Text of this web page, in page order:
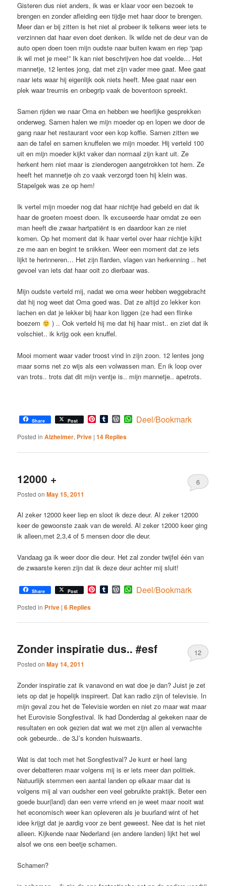
Gisteren dus niet anders, ik was er klaar voor een bezoek te
brengen en zonder afleiding een tijdje met haar door te brengen.
Meer dan er bij zitten is het niet al probeer ik telkens weer iets te
verzinnen dat haar even doet denken. Ik wilde net de deur van de
auto open doen toen mijn oudste naar buiten kwam en riep “pap
ik wil met je mee!” Ik kan niet beschrijven hoe dat voelde… Het
mannetje, 12 lentes jong, dat met zijn vader mee gaat. Mee gaat
naar iets waar hij eigenlijk ook niets heeft. Mee gaat naar een
plek waar treurnis en onbegrip vaak de boventoon spreekt.
Samen rijden we naar Oma en hebben we heerlijke gesprekken
onderweg. Samen halen we mijn moeder op en lopen we door de
gang naar het restaurant voor een kop koffie. Samen zitten we
aan de tafel en samen knuffelen we mijn moeder. Hij verteld 100
uit en mijn moeder kijkt vaker dan normaal zijn kant uit. Ze
herkent hem niet maar is zienderogen aangetrokken tot hem. Ze
heeft het mannetje oh zo vaak verzorgd toen hij klein was.
Stapelgek was ze op hem!
Ik vertel mijn moeder nog dat haar nichtje had gebeld en dat ik
haar de groeten moest doen. Ik excuseerde haar omdat ze een
man heeft die zwaar hartpatiënt is en daardoor kan ze niet
komen. Op het moment dat ik haar vertel over haar nichtje kijkt
ze me aan en begint te snikken. Weer een moment dat ze iets
lijkt te herinneren… Het zijn flarden, vlagen van herkenning .. het
gevoel van iets dat haar ooit zo dierbaar was.
Mijn oudste verteld mij, nadat we oma weer hebben weggebracht
dat hij nog weet dat Oma goed was. Dat ze altijd zo lekker kon
lachen en dat je lekker bij haar kon liggen (ze had een flinke
boezem
) .. Ook verteld hij me dat hij haar mist.. en ziet dat ik
volschiet.. ik krijg ook een knuffel.
Mooi moment waar vader troost vind in zijn zoon. 12 lentes jong
maar soms net zo wijs als een volwassen man. En ik loop over
van trots.. trots dat dit mijn ventje is.. mijn mannetje.. apetrots.
Share Post Pinterest
TumblrWordPress
WhatsApp
Deel/Bookmark
Posted in Alzheimer, Prive |14 Replies
12000 +
Posted onMay 15, 2011
6
Al zeker 12000 keer liep en sloot ik deze deur. Al zeker 12000
keer de gewoonste zaak van de wereld. Al zeker 12000 keer ging
ik alleen,met 2,3,4 of 5 mensen door die deur.
Vandaag ga ik weer door die deur. Het zal zonder twijfel één van
de zwaarste keren zijn dat ik deze deur achter mij sluit!
Share Post Pinterest
TumblrWordPress
WhatsApp
Deel/Bookmark
Posted in Prive |6 Replies
Zonder inspiratie dus.. #esf
Posted onMay 14, 2011
12
Zonder inspiratie zat ik vanavond en wat doe je dan? Juist je zet
iets op dat je hopelijk inspireert. Dat kan radio zijn of televisie. In
mijn geval zou het de Televisie worden en niet zo maar wat maar
het Eurovisie Songfestival. Ik had Donderdag al gekeken naar de
resultaten en ook gezien dat wat we met zijn allen al verwachte
ook gebeurde.. de 3J’s konden huiswaarts.
Wat is dat toch met het Songfestival? Je kunt er heel lang
over debatteren maar volgens mij is er iets meer dan politiek.
Natuurlijk stemmen een aantal landen op elkaar maar dat is
volgens mij al van oudsher een veel gebruikte praktijk. Beter een
goede buur(land) dan een verre vriend en je weet maar nooit wat
het economisch weer kan opleveren als je buurland wint of het
idee krijgt dat je aardig voor ze bent geweest. Nee dat is het niet
alleen. Kijkende naar Nederland (en andere landen) lijkt het wel
alsof we ons een beetje schamen.
Schamen?